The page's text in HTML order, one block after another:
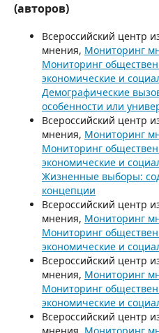
(авторов)
Всероссийский центр
мнения, Мониторинг
Мониторинг
экономические и
Демографические
особенности или
Всероссийский центр
мнения, Мониторинг
Мониторинг
экономические и
Жизненные выборы:
концепции
Всероссийский центр
мнения, Мониторинг
Мониторинг
экономические и
Всероссийский центр
мнения, Мониторинг
Мониторинг
экономические и
Всероссийский центр
мнения, Мониторинг